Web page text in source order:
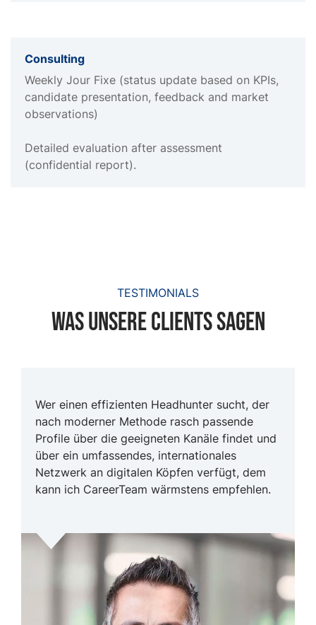
Consulting
Weekly Jour Fixe (status update based on KPIs,
candidate presentation, feedback and market
observations)
Detailed evaluation after assessment
(confidential report).
TESTIMONIALS
Was unsere clients sagen
Wer einen effizienten Headhunter sucht, der
nach moderner Methode rasch passende
Profile über die geeigneten Kanäle findet und
über ein umfassendes, internationales
Netzwerk an digitalen Köpfen verfügt, dem
kann ich CareerTeam wärmstens empfehlen.